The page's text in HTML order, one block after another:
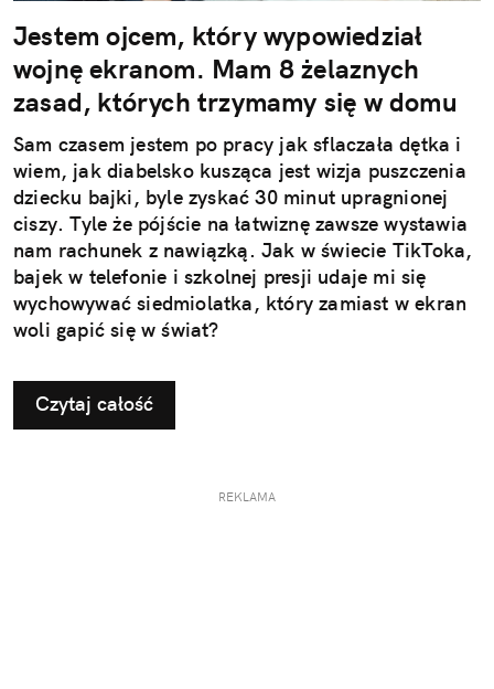
Jestem ojcem, który wypowiedział
wojnę ekranom. Mam 8 żelaznych
zasad, których trzymamy się w domu
Sam czasem jestem po pracy jak sflaczała dętka i
wiem, jak diabelsko kusząca jest wizja puszczenia
dziecku bajki, byle zyskać 30 minut upragnionej
ciszy. Tyle że pójście na łatwiznę zawsze wystawia
nam rachunek z nawiązką. Jak w świecie TikToka,
bajek w telefonie i szkolnej presji udaje mi się
wychowywać siedmiolatka, który zamiast w ekran
woli gapić się w świat?
Czytaj całość
REKLAMA